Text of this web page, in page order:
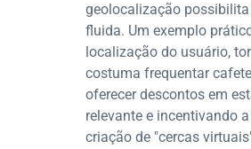
geolocalização
fluida. Um exemplo
localização do usuário,
costuma frequentar
oferecer descontos em
relevante e incentivando
criação de "cercas